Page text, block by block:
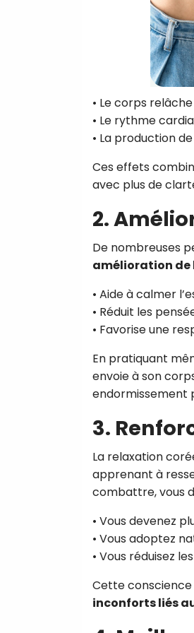
• Le corps
• Le rythme
• La production
Ces effets
avec plus de
2.
De nombreuses
amélioration de
• Aide à calmer
• Réduit les
• Favorise une
En pratiquant
envoie à son
endormissement
3.
La relaxation
apprenant à
combattre, vous
• Vous devenez
• Vous adoptez
• Vous réduisez
Cette conscience
inconforts liés